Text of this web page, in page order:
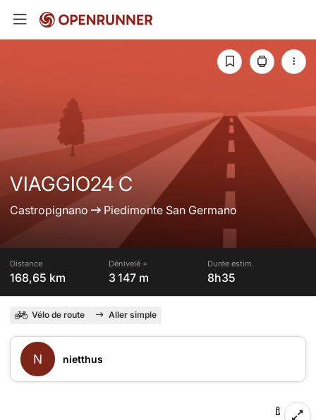
VIAGGIO24 C
Castropignano Piedimonte San Germano
Distance
168,65 km
Dénivelé +
3 147 m
Durée estim.
8h35
Vélo de route Aller simple
N nietthus